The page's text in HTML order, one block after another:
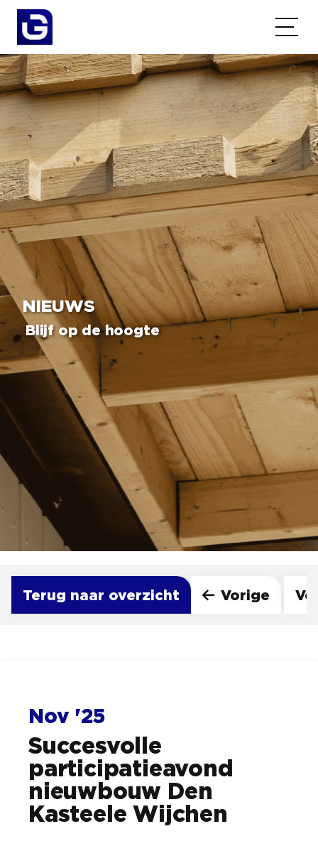
NIEUWS
Blijf op de hoogte
Terug naar overzicht Vorige
Nov '25
Succesvolle
participatieavond
nieuwbouw Den
Kasteele Wijchen